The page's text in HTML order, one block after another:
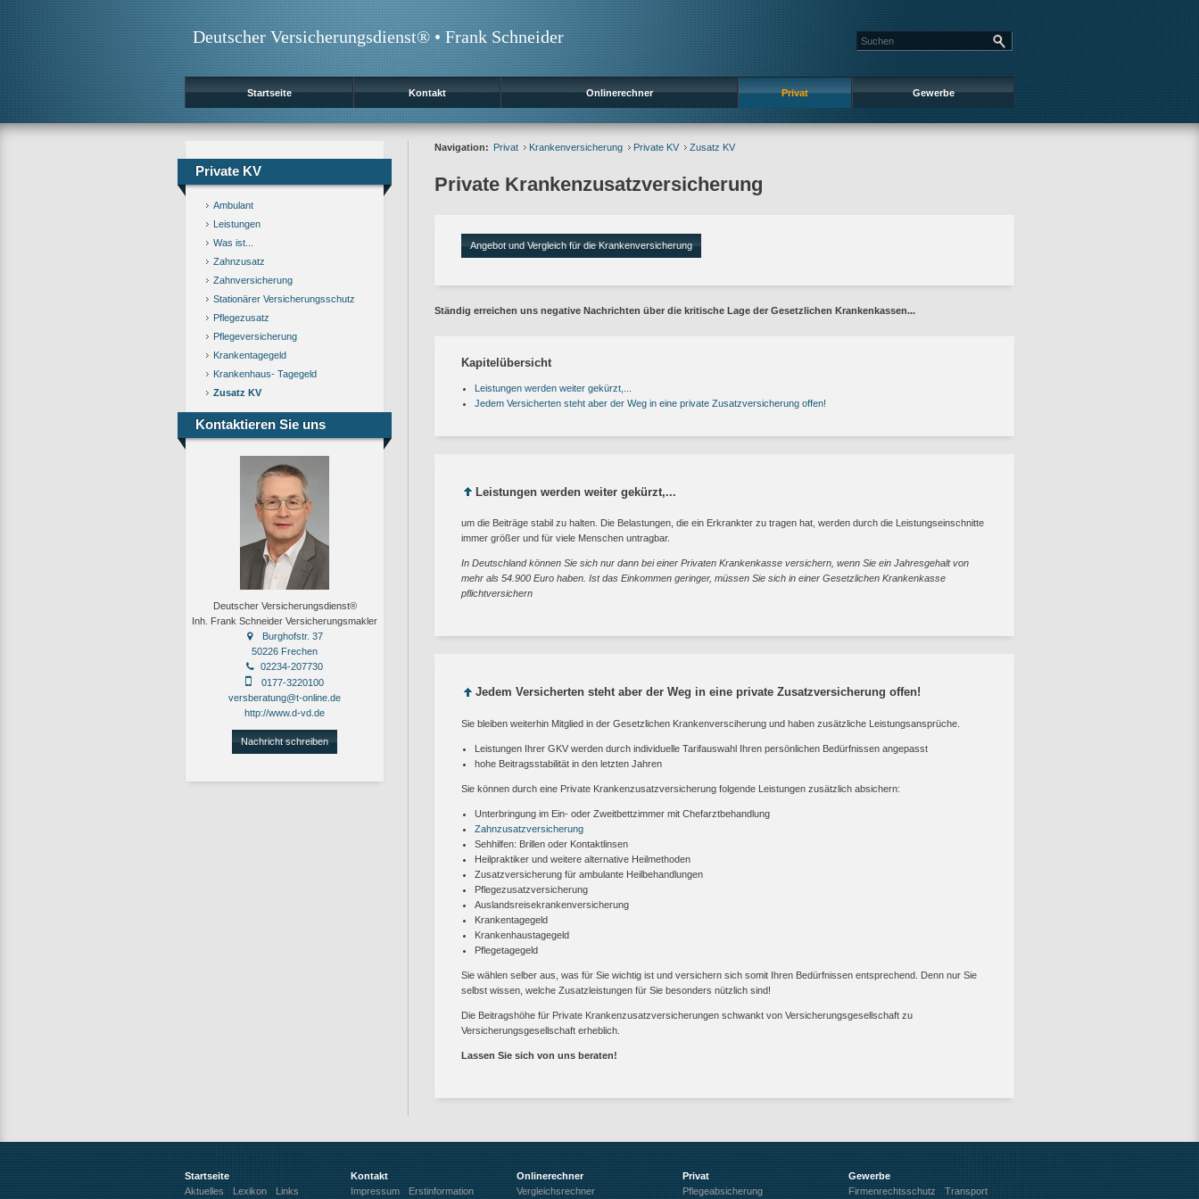
Deutscher Versicherungsdienst® • Frank Schneider
Startseite Kontakt Onlinerechner Privat Gewerbe
Private KV
Ambulant
Leistungen
Was ist...
Zahnzusatz
Zahnversicherung
Stationärer Versicherungsschutz
Pflegezusatz
Pflegeversicherung
Krankentagegeld
Krankenhaus- Tagegeld
Zusatz KV
Kontaktieren Sie uns
Deutscher Versicherungsdienst®
Inh. Frank Schneider Versicherungsmakler
Burghofstr. 37
50226 Frechen
02234-207730
0177-3220100
versberatung@t-online.de
http://www.d-vd.de
Nachricht schreiben
Navigation: Privat Krankenversicherung Private KV Zusatz KV
Private Krankenzusatzversicherung
Angebot und Vergleich für die Krankenversicherung
Ständig erreichen uns negative Nachrichten über die kritische Lage der Gesetzlichen Krankenkassen...
Kapitelübersicht
Leistungen werden weiter gekürzt,...
Jedem Versicherten steht aber der Weg in eine private Zusatzversicherung offen!
Leistungen werden weiter gekürzt,...
um die Beiträge stabil zu halten. Die Belastungen, die ein Erkrankter zu tragen hat, werden durch die Leistungseinschnitte
immer größer und für viele Menschen untragbar.
In Deutschland können Sie sich nur dann bei einer Privaten Krankenkasse versichern, wenn Sie ein Jahresgehalt von
mehr als 54.900 Euro haben. Ist das Einkommen geringer, müssen Sie sich in einer Gesetzlichen Krankenkasse
pflichtversichern
Jedem Versicherten steht aber der Weg in eine private Zusatzversicherung offen!
Sie bleiben weiterhin Mitglied in der Gesetzlichen Krankenversciherung und haben zusätzliche Leistungsansprüche.
Leistungen Ihrer GKV werden durch individuelle Tarifauswahl Ihren persönlichen Bedürfnissen angepasst
hohe Beitragsstabilität in den letzten Jahren
Sie können durch eine Private Krankenzusatzversicherung folgende Leistungen zusätzlich absichern:
Unterbringung im Ein- oder Zweitbettzimmer mit Chefarztbehandlung
Zahnzusatzversicherung
Sehhilfen: Brillen oder Kontaktlinsen
Heilpraktiker und weitere alternative Heilmethoden
Zusatzversicherung für ambulante Heilbehandlungen
Pflegezusatzversicherung
Auslandsreisekrankenversicherung
Krankentagegeld
Krankenhaustagegeld
Pflegetagegeld
Sie wählen selber aus, was für Sie wichtig ist und versichern sich somit Ihren Bedürfnissen entsprechend. Denn nur Sie
selbst wissen, welche Zusatzleistungen für Sie besonders nützlich sind!
Die Beitragshöhe für Private Krankenzusatzversicherungen schwankt von Versicherungsgesellschaft zu
Versicherungsgesellschaft erheblich.
Lassen Sie sich von uns beraten!
Startseite
Aktuelles
Lexikon Links
Kontakt
Impressum
Erstinformation
Onlinerechner
Vergleichsrechner
Privat
Pflegeabsicherung
Gewerbe
Firmenrechtsschutz
Transport